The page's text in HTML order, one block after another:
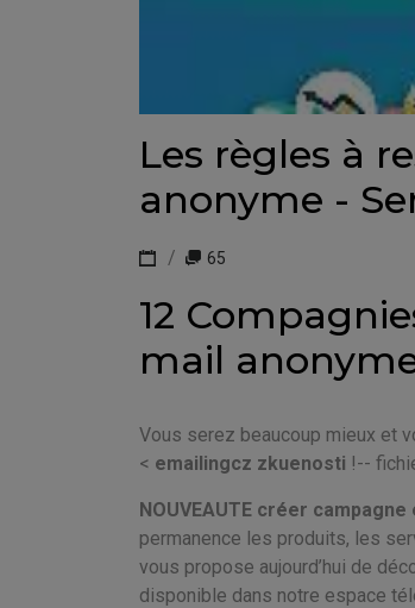
Les règles à
anonyme -
65
12
mail
Vous serez beaucoup mieux et
< emailingcz zkuenosti !--
NOUVEAUTE créer
permanence les produits, les
vous propose aujourd’hui de
disponible dans notre espace